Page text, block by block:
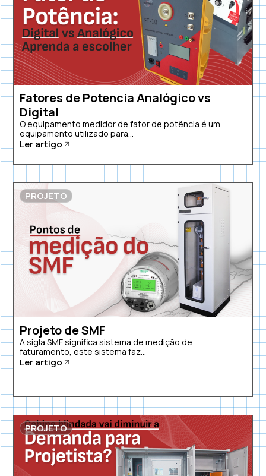
Fatores de Potencia Analógico vs
Digital
O equipamento medidor de fator de potência é um
equipamento utilizado para...
Ler artigo
PROJETO
Projeto de SMF
A sigla SMF significa sistema de medição de
faturamento, este sistema faz...
Ler artigo
PROJETO